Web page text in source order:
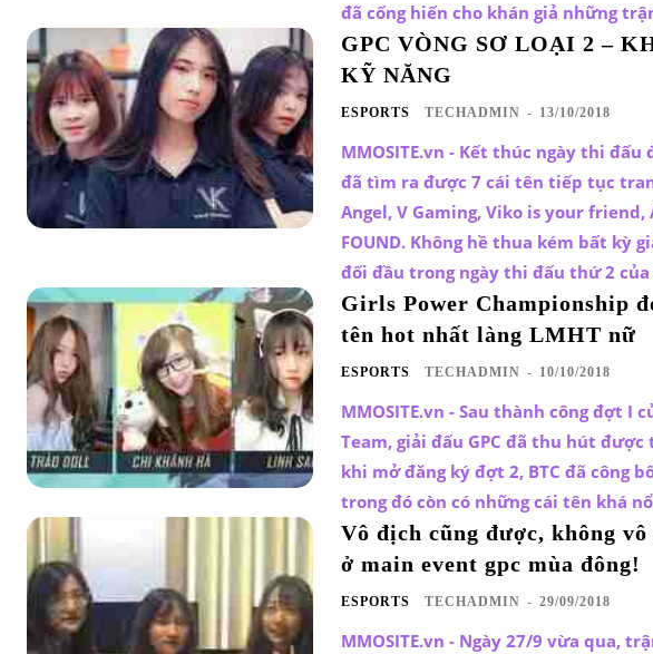
đã cống hiến cho khán giả những
GPC VÒNG SƠ LOẠI 2 –
KỸ NĂNG
ESPORTS TECHADMIN - 13/10/2018
MMOSITE.vn - Kết thúc ngày thi đấu
đã tìm ra được 7 cái tên tiếp tục
Angel, V Gaming, Viko is your friend,
FOUND. Không hề thua kém bất kỳ
đối đầu trong ngày thi đấu thứ 2
Girls Power Championship
tên hot nhất làng LMHT nữ
ESPORTS TECHADMIN - 10/10/2018
MMOSITE.vn - Sau thành công đợt I
Team, giải đấu GPC đã thu hút
khi mở đăng ký đợt 2, BTC đã công
trong đó còn có những cái tên khá
Vô địch cũng được, không
ở main event gpc mùa đông!
ESPORTS TECHADMIN - 29/09/2018
MMOSITE.vn - Ngày 27/9 vừa qua,